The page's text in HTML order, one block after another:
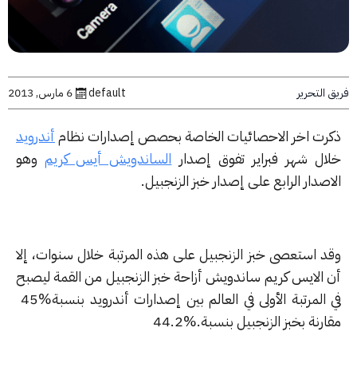
default 6 مارس, 2013
اخر الاحصائيات الخاصة بحصص إصدارات نظامأندرويد
شهر فبراير تفوق إصدارالساندويش أيس كريم وهو
الرابع على إصدار خبز الزنجبيل.
استعصى خبز الزنجبيل على هذه المرتبة خلال سنوات، إلا
الايس كريم ساندويش أزاحة خبز الزنجبيل من القمة ليصبح
الأولى في العالم بين إصدارات أندرويد بنسبة45%
بخبز الزنجبيل بنسبة44.2%.